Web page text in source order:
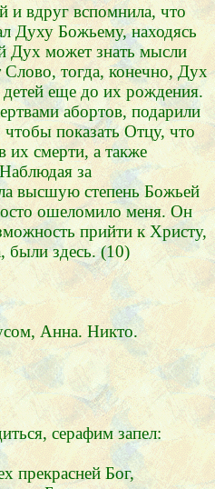
и вдруг вспомнила, что
Духу Божьему, находясь
Дух может знать мысли
Слово, тогда, конечно, Дух
еще до их рождения.
абортов, подарили
показать Отцу, что
их смерти, а также
за
высшую степень Божьей
ошеломило меня. Он
прийти к Христу,
были здесь. (10)
Анна. Никто.
серафим запел:
Бог,